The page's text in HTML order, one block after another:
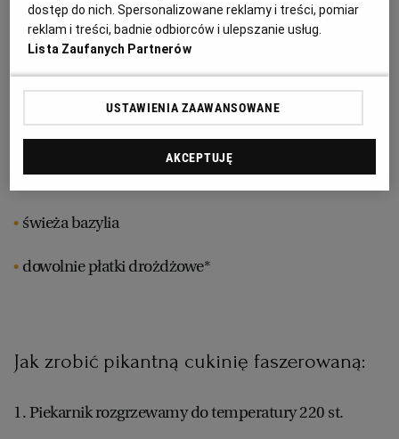
RZESZÓW
TORUŃ
puszka krojonych pomidorów
świeżo mielony czarny pieprz
Do podania:
świeża bazylia
dowolnie płatki drożdżowe*
Jak zrobić pikantną cukinię faszerowaną:
1. Piekarnik rozgrzewamy do temperatury 220 st.
dostęp do nich. Spersonalizowane reklamy i treści, pomiar
reklam i treści, badnie odbiorców i ulepszanie usług.
Lista Zaufanych Partnerów
USTAWIENIA ZAAWANSOWANE
AKCEPTUJĘ